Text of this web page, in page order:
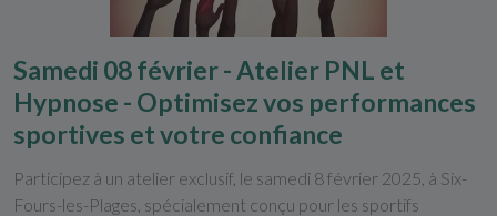
Samedi 08 février - Atelier PNL et
Hypnose - Optimisez vos performances
sportives et votre confiance
Participez à un atelier exclusif, le samedi 8 février 2025, à Six-
Fours-les-Plages, spécialement conçu pour les sportifs